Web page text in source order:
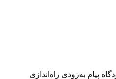
به‌زودی راه‌اندازی